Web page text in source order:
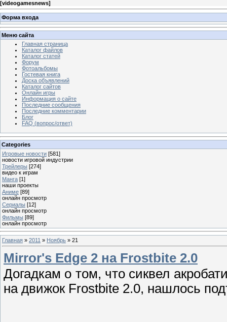
[videogamesnews]
Форма входа
Меню сайта
Главная страница
Каталог файлов
Каталог статей
Форум
Фотоальбомы
Гостевая книга
Доска объявлений
Каталог сайтов
Онлайн игры
Информация о сайте
Последние сообщения
Последние комментарии
Блог
FAQ (вопрос/ответ)
Categories
Игровые новости [581]
новости игровой индустрии
Трейлеры [274]
видео к играм
Манга [1]
наши проекты
Аниме [89]
онлайн просмотр
Сериалы [12]
онлайн просмотр
Фильмы [89]
онлайн просмотр
Главная » 2011 » Ноябрь » 21
Mirror's Edge 2 на Frostbite 2.0
Догадкам о том, что сиквел
на движок Frostbite 2.0, нашлось